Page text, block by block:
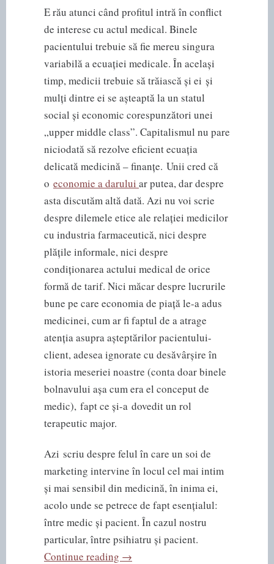
E rău atunci când profitul intră în conflict
de interese cu actul medical. Binele
pacientului trebuie să fie mereu singura
variabilă a ecuației medicale. În același
timp, medicii trebuie să trăiască și ei și
mulți dintre ei se așteaptă la un statul
social și economic corespunzători unei
„upper middle class”. Capitalismul nu pare
niciodată să rezolve eficient ecuația
delicată medicină – finanțe. Unii cred că
o economie a darului ar putea, dar despre
asta discutăm altă dată. Azi nu voi scrie
despre dilemele etice ale relației medicilor
cu industria farmaceutică, nici despre
plățile informale, nici despre
condiționarea actului medical de orice
formă de tarif. Nici măcar despre lucrurile
bune pe care economia de piață le-a adus
medicinei, cum ar fi faptul de a atrage
atenția asupra așteptărilor pacientului-
client, adesea ignorate cu desăvârșire în
istoria meseriei noastre (conta doar binele
bolnavului așa cum era el conceput de
medic), fapt ce și-a dovedit un rol
terapeutic major.
Azi scriu despre felul în care un soi de
marketing intervine în locul cel mai intim
și mai sensibil din medicină, în inima ei,
acolo unde se petrece de fapt esențialul:
între medic și pacient. În cazul nostru
particular, între psihiatru și pacient.
Continue reading “Vânzătorul
→